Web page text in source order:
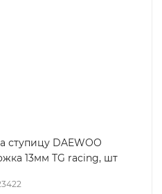
ступицу DAEWOO
13мм TG racing, шт